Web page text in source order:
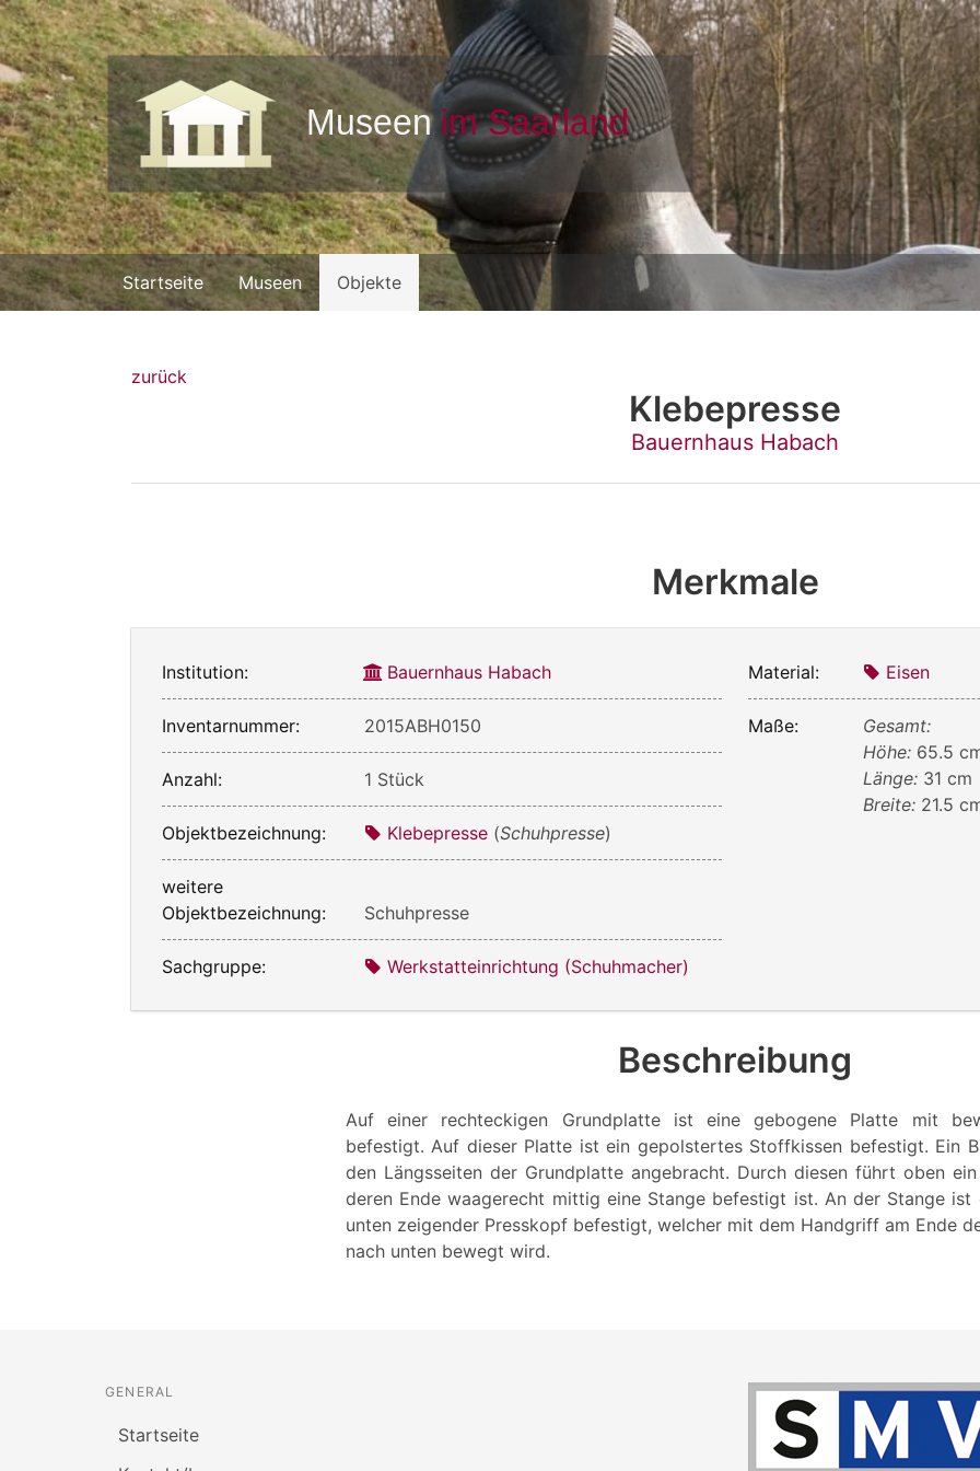
Startseite Museen Objekte
zurück
Klebepresse
Bauernhaus Habach
Merkmale
Institution: Bauernhaus Habach
Inventarnummer: 2015ABH0150
Anzahl: 1 Stück
Objektbezeichnung: Klebepresse (Schuhpresse)
weitere
Objektbezeichnung:
Schuhpresse
Sachgruppe: Werkstatteinrichtung (Schuhmacher)
Material: Eisen
Maße:
Gesamt:
Höhe: 65.5
Länge: 31 cm
Breite: 21.5
Beschreibung
Auf einer rechteckigen Grundplatte ist eine gebogene Platte mit
befestigt. Auf dieser Platte ist ein gepolstertes Stoffkissen befestigt. Ein
den Längsseiten der Grundplatte angebracht. Durch diesen führt oben
deren Ende waagerecht mittig eine Stange befestigt ist. An der Stange ist
unten zeigender Presskopf befestigt, welcher mit dem Handgriff am Ende
nach unten bewegt wird.
GENERAL
Startseite